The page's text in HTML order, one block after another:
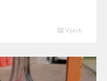
Vijesti